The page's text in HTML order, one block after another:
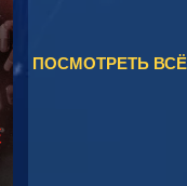
ПОСМОТРЕТЬ ВСЁ